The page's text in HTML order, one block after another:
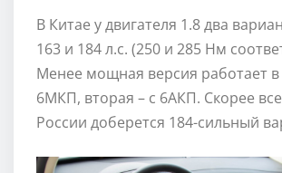
В Китае у двигателя 1.8 два
163 и 184 л.с. (250 и 285 Нм
Менее мощная версия работает в
6МКП, вторая – с 6АКП. Скорее
России доберется 184-сильный